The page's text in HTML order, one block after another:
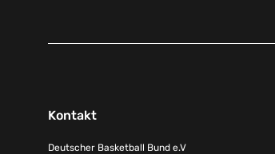
Kontakt
Deutscher Basketball Bund e.V